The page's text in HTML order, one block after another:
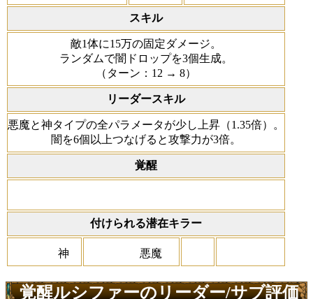
スキル
敵1体に15万の固定ダメージ。
ランダムで闇ドロップを3個生成。
（ターン：12 → 8）
リーダースキル
悪魔と神タイプの全パラメータが少し上昇（1.35倍）。
闇を6個以上つなげると攻撃力が3倍。
覚醒
付けられる潜在キラー
神 悪魔
覚醒ルシファーのリーダー/サブ評価